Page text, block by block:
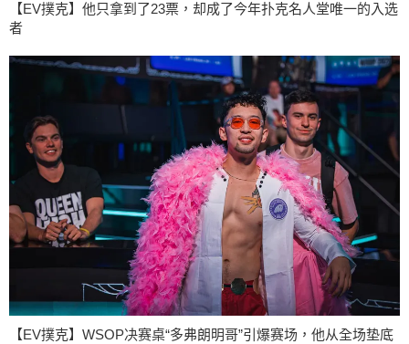
【EV撲克】他只拿到了23票，却成了今年扑克名人堂唯一的入选
者
【EV撲克】WSOP决赛桌“多弗朗明哥”引爆赛场，他从全场垫底